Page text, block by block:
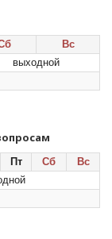
Вс
выходной
Пт Сб
Вс